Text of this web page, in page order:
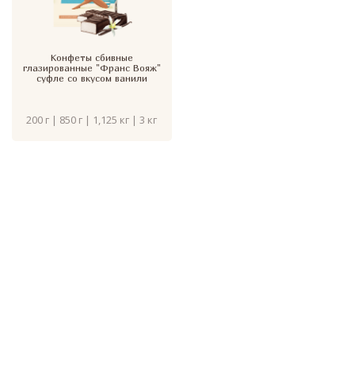
Конфеты сбивные
глазированные "Франс Вояж"
суфле со вкусом ванили
200 г | 850 г | 1,125 кг | 3 кг